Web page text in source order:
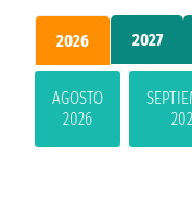
2026 2027
AGOSTO
2026